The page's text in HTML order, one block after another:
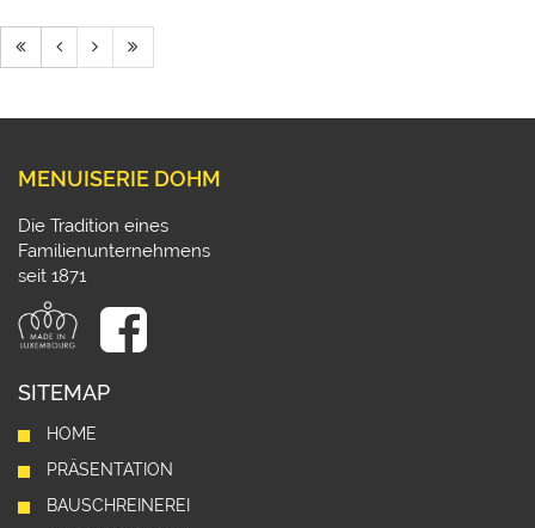
MENUISERIE DOHM
Die Tradition eines
Familienunternehmens
seit 1871
SITEMAP
HOME
PRÄSENTATION
BAUSCHREINEREI